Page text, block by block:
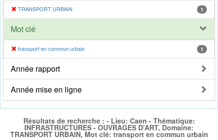
TRANSPORT URBAIN 1
Mot clé
transport en commun urbain 1
Année rapport
Année mise en ligne
Résultats de recherche : - Lieu: Caen - Thématique:
INFRASTRUCTURES - OUVRAGES D'ART, Domaine:
TRANSPORT URBAIN, Mot clé: transport en commun urbain